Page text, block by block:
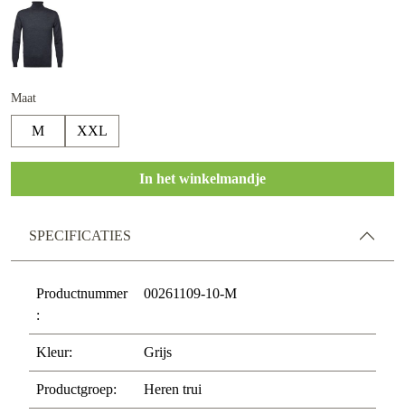
Maat
M XXL
In het winkelmandje
SPECIFICATIES
Productnummer
:
00261109-10-M
Kleur: Grijs
Productgroep: Heren trui